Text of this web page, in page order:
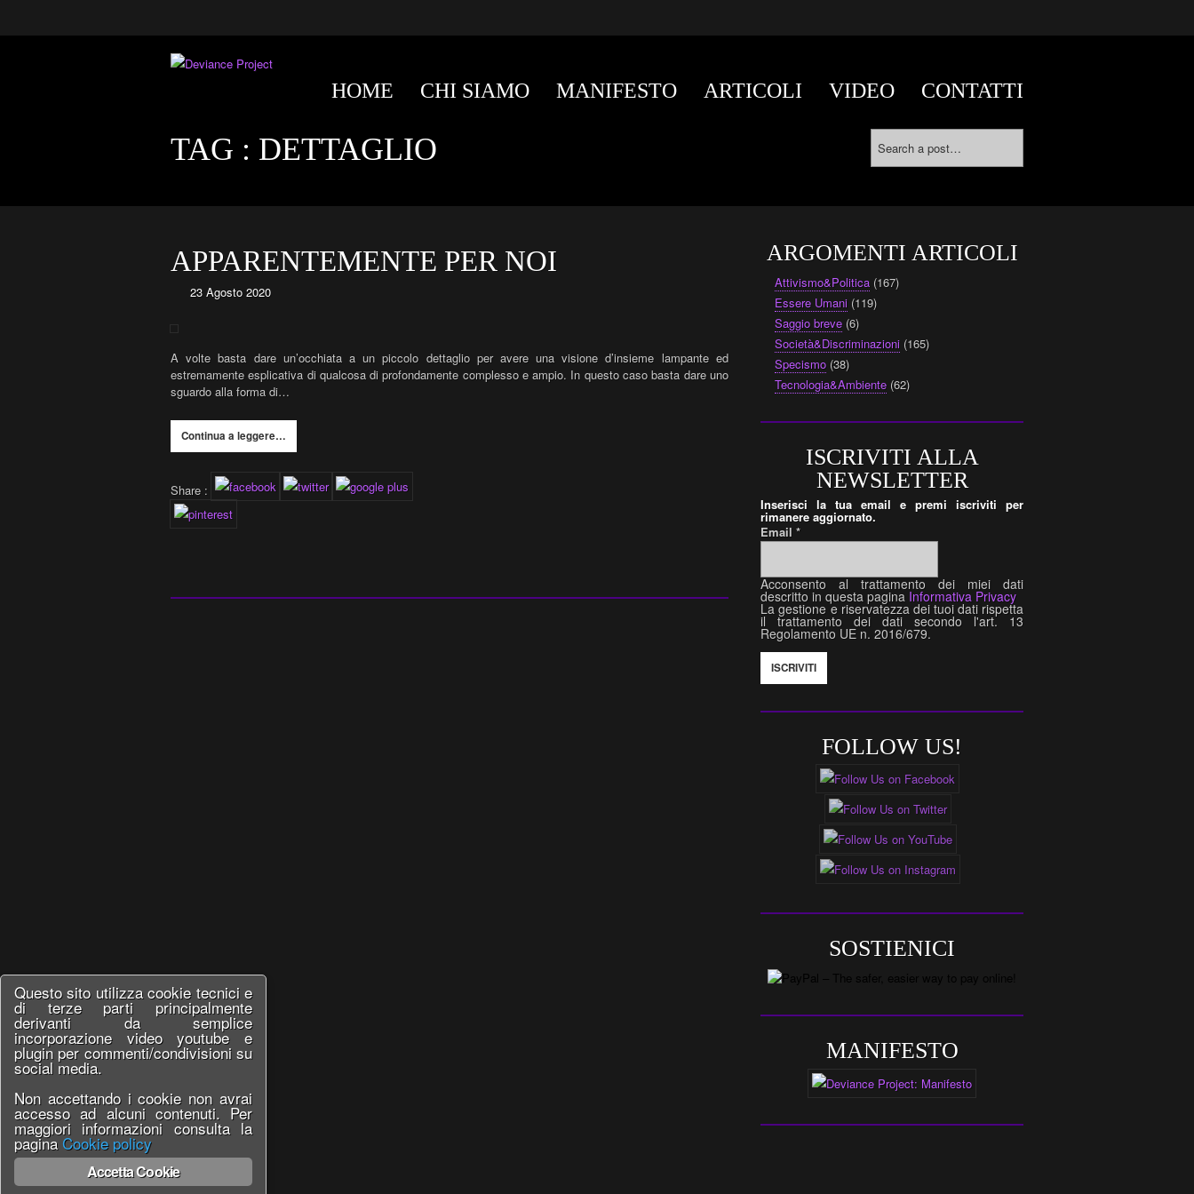
HOME CHI SIAMO MANIFESTO ARTICOLI VIDEO CONTATTI
TAG : DETTAGLIO
APPARENTEMENTE PER NOI
23 Agosto 2020
A volte basta dare un’occhiata a un piccolo dettaglio per avere una visione d’insieme lampante ed
estremamente esplicativa di qualcosa di profondamente complesso e ampio. In questo caso basta dare uno
sguardo alla forma di…
Continua a leggere…
Share :
ARGOMENTI ARTICOLI
Attivismo&Politica (167)
Essere Umani (119)
Saggio breve (6)
Società&Discriminazioni (165)
Specismo (38)
Tecnologia&Ambiente (62)
ISCRIVITI ALLA
NEWSLETTER
Inserisci la tua email e premi iscriviti per
rimanere aggiornato.
Email*
Acconsento al trattamento dei miei dati
descritto in questa pagina Informativa Privacy
La gestione e riservatezza dei tuoi dati rispetta
il trattamento dei dati secondo l'art. 13
Regolamento UE n. 2016/679.
FOLLOW US!
SOSTIENICI
MANIFESTO
Questo sito utilizza cookie tecnici e
di terze parti principalmente
derivanti da semplice
incorporazione video youtube e
plugin per commenti/condivisioni su
social media.
Non accettando i cookie non avrai
accesso ad alcuni contenuti. Per
maggiori informazioni consulta la
paginaCookie policy
Accetta Cookie